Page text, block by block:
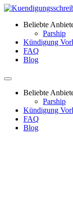
Beliebte
Parship
Kündigung
FAQ
Blog
Beliebte
Parship
Kündigung
FAQ
Blog